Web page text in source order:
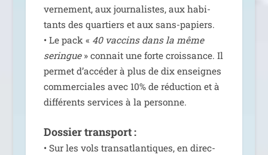
ver­ne­ment, aux jour­na­listes, aux habi­
tants des quar­tiers et aux sans-papiers.
• Le pack « 40 vac­cins dans la même
seringue» connait une forte crois­sance. Il
per­met d’ac­cé­der à plus de dix enseignes
com­mer­ciales avec 10% de réduc­tion et à
dif­fé­rents ser­vices à la personne.
Dossier trans­port :
• Sur les vols trans­at­lan­tiques, en direc­